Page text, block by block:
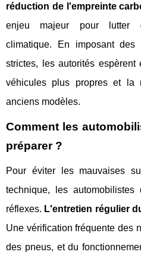
réduction de l'empreinte
enjeu majeur pour lutter
climatique. En imposant des
strictes, les autorités espèrent
véhicules plus propres et la
anciens modèles.
Comment les
préparer ?
Pour éviter les mauvaises
technique, les automobilistes
réflexes. L'entretien régulier
Une vérification fréquente des
des pneus, et du